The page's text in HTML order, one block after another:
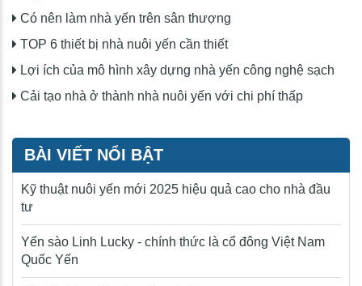
Có nên làm nhà yến trên sân thượng
TOP 6 thiết bị nhà nuôi yến cần thiết
Lợi ích của mô hình xây dựng nhà yến công nghệ sạch
Cải tạo nhà ở thành nhà nuôi yến với chi phí thấp
BÀI VIẾT NỔI BẬT
Kỹ thuật nuôi yến mới 2025 hiệu quả cao cho nhà đầu
tư
Yến sào Linh Lucky - chính thức là cổ đông Việt Nam
Quốc Yến